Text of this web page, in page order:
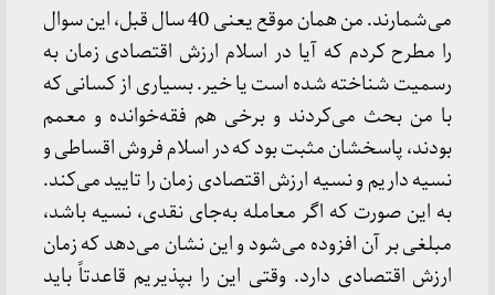
می‌شمارند. من همان موقع یعنی 40 سال قبل، این سوال
را مطرح کردم که آیا در اسلام ارزش اقتصادی زمان به
رسمیت شناخته شده است یا خیر. بسیاری از کسانی که
با من بحث می‌کردند و برخی هم فقه‌خوانده و معمم
بودند، پاسخشان مثبت بود که در اسلام فروش اقساطی و
نسیه داریم و نسیه ارزش اقتصادی زمان را تایید می‌کند.
به این صورت که اگر معامله به‌جای نقدی، نسیه باشد،
مبلغی بر آن افزوده می‌شود و این نشان می‌دهد که زمان
ارزش اقتصادی دارد. وقتی این را بپذیریم قاعدتاً باید